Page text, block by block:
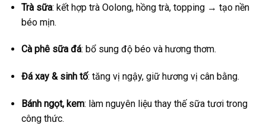
Trà sữa: kết hợp trà Oolong, hồng trà, topping → tạo nền
béo mịn.
Cà phê sữa đá: bổ sung độ béo và hương thơm.
Đá xay & sinh tố: tăng vị ngậy, giữ hương vị cân bằng.
Bánh ngọt, kem: làm nguyên liệu thay thế sữa tươi trong
công thức.